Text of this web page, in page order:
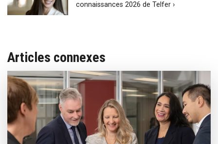
connaissances 2026 de Telfer ›
Articles connexes